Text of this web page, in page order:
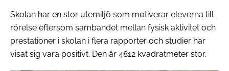
Skolan har en stor utemiljö som motiverar eleverna till
rörelse eftersom sambandet mellan fysisk aktivitet och
prestationer i skolan i flera rapporter och studier har
visat sig vara positivt. Den är 4812 kvadratmeter stor.